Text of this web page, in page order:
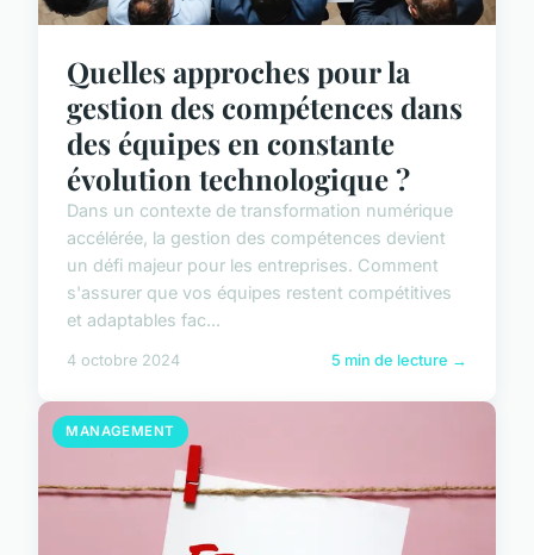
Quelles approches pour la
gestion des compétences dans
des équipes en constante
évolution technologique ?
Dans un contexte de transformation numérique
accélérée, la gestion des compétences devient
un défi majeur pour les entreprises. Comment
s'assurer que vos équipes restent compétitives
et adaptables fac...
4 octobre 2024 5 min de lecture →
MANAGEMENT